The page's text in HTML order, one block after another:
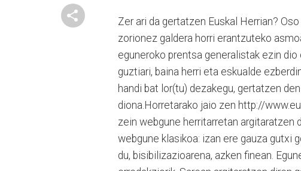
Zer ari da gertatzen Euskal Herrian?
zorionez galdera horri erantzuteko
eguneroko prentsa generalistak ezin
guztiari, baina herri eta eskualde
handi bat lor(tu) dezakegu, gertatzen
diona.Horretarako jaio zen http://
zein webgune herritarretan argitaratzen
webgune klasikoa: izan ere gauza gutxi
du, bisibilizazioarena, azken finean.